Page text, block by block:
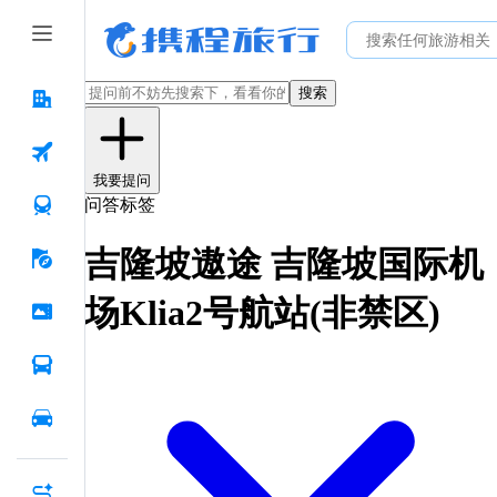
搜索
我要提问
问答标签
吉隆坡遨途 吉隆坡国际机
场Klia2号航站(非禁区)